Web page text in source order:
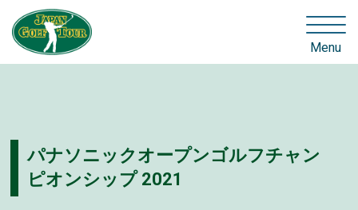
Menu
パナソニックオープンゴルフチャン
ピオンシップ 2021